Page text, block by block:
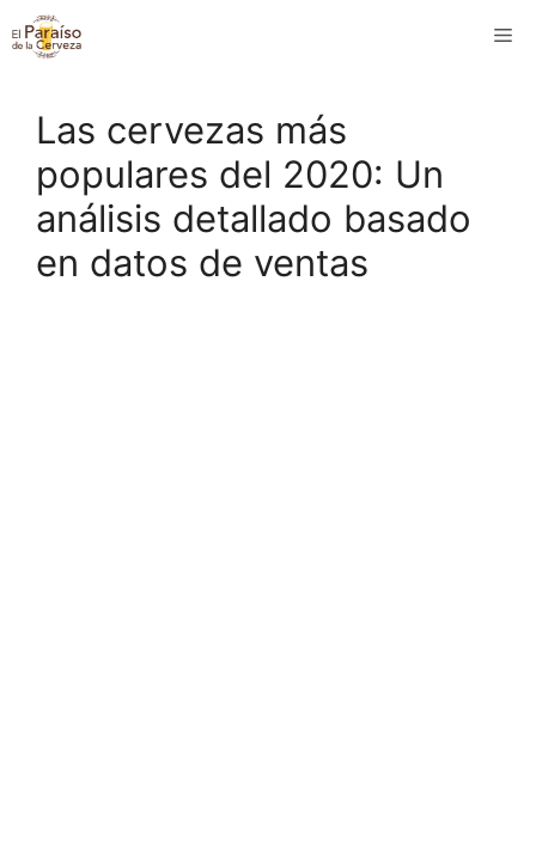
Saltar
al
Las cervezas más
populares del 2020: Un
análisis detallado basado
en datos de ventas